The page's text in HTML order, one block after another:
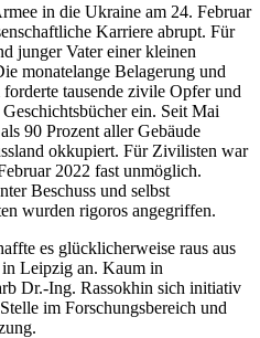
in die Ukraine am 24. Februar
Karriere abrupt. Für
junger Vater einer kleinen
monatelange Belagerung und
tausende zivile Opfer und
ein. Seit Mai
90 Prozent aller Gebäude
okkupiert. Für Zivilisten war
2022 fast unmöglich.
Beschuss und selbst
wurden rigoros angegriffen.
es glücklicherweise raus aus
Leipzig an. Kaum in
Dr.-Ing. Rassokhin sich initiativ
im Forschungsbereich und